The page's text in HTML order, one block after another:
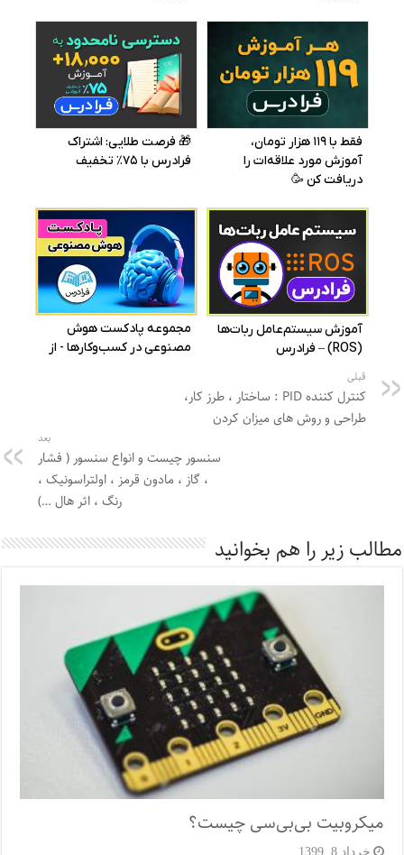
قبلی
کنترل کننده PID : ساختار ، طرز کار،
طراحی و روش های میزان کردن
بعد
سنسور چیست و انواع سنسور ( فشار
، گاز ، مادون قرمز ، اولتراسونیک ،
رنگ ، اثر هال …)
مطالب زیر را هم بخوانید
میکروبیت بی‌بی‌سی چیست؟
خرداد 8, 1399